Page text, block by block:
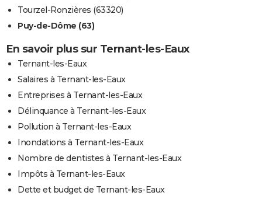
Tourzel-Ronzières (63320)
Puy-de-Dôme (63)
En savoir plus sur Ternant-les-Eaux
Ternant-les-Eaux
Salaires à Ternant-les-Eaux
Entreprises à Ternant-les-Eaux
Délinquance à Ternant-les-Eaux
Pollution à Ternant-les-Eaux
Inondations à Ternant-les-Eaux
Nombre de dentistes à Ternant-les-Eaux
Impôts à Ternant-les-Eaux
Dette et budget de Ternant-les-Eaux